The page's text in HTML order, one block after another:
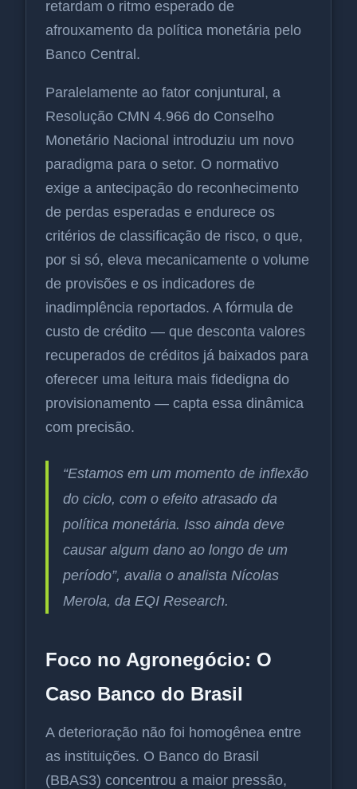
retardam o ritmo esperado de
afrouxamento da política monetária pelo
Banco Central.
Paralelamente ao fator conjuntural, a
Resolução CMN 4.966 do Conselho
Monetário Nacional introduziu um novo
paradigma para o setor. O normativo
exige a antecipação do reconhecimento
de perdas esperadas e endurece os
critérios de classificação de risco, o que,
por si só, eleva mecanicamente o volume
de provisões e os indicadores de
inadimplência reportados. A fórmula de
custo de crédito — que desconta valores
recuperados de créditos já baixados para
oferecer uma leitura mais fidedigna do
provisionamento — capta essa dinâmica
com precisão.
“Estamos em um momento de inflexão
do ciclo, com o efeito atrasado da
política monetária. Isso ainda deve
causar algum dano ao longo de um
período”, avalia o analista Nícolas
Merola, da EQI Research.
Foco no Agronegócio: O
Caso Banco do Brasil
A deterioração não foi homogênea entre
as instituições. O Banco do Brasil
(BBAS3) concentrou a maior pressão,